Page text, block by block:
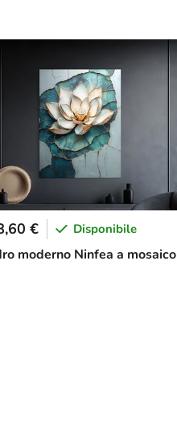
moderno Ninfea a mosaico
€ Disponibile